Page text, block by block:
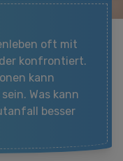
oft mit
konfrontiert.
kann
Was kann
besser